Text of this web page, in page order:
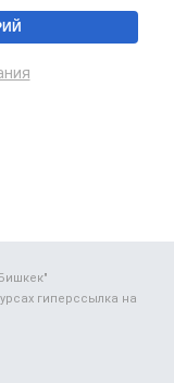
гиперссылка на